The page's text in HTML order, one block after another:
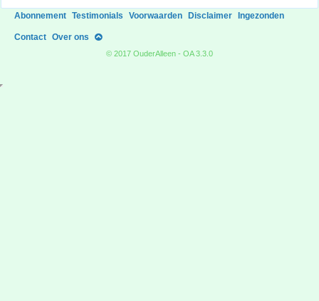
Abonnement Testimonials Voorwaarden Disclaimer Ingezonden
Contact Over ons
© 2017 OuderAlleen - OA 3.3.0